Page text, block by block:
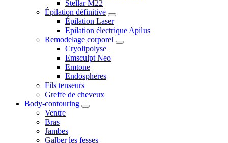
Stellar M22
Épilation définitive
Épilation Laser
Epilation électrique Apilus
Remodelage corporel
Cryolipolyse
Emsculpt Neo
Emtone
Endospheres
Fils tenseurs
Greffe de cheveux
Body-contouring
Ventre
Bras
Jambes
Galber les fesses